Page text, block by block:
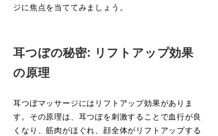
ジに焦点を当ててみましょう。
耳つぼの秘密: リフトアップ効果
の原理
耳つぼマッサージにはリフトアップ効果がありま
す。その原理は、耳つぼを刺激することで血行が良
くなり、筋肉がほぐれ、顔全体がリフトアップする